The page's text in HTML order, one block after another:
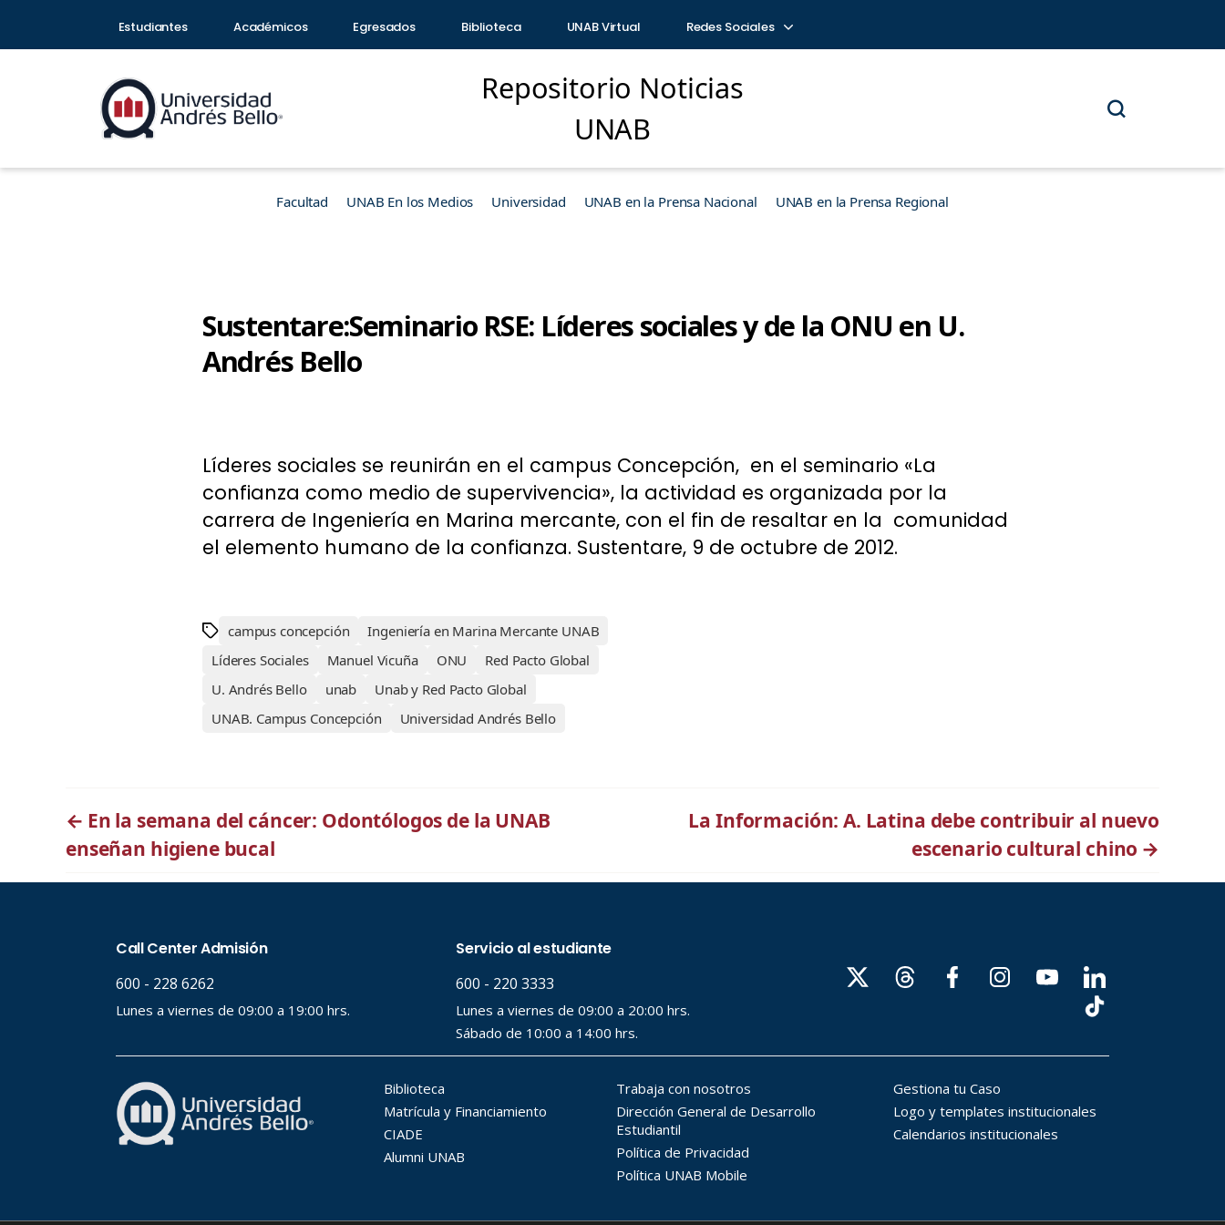
Estudiantes Académicos Egresados Biblioteca UNAB Virtual Redes Sociales
Repositorio Noticias
UNAB
Facultad UNAB En los Medios Universidad UNAB en la Prensa Nacional UNAB en la Prensa Regional
Sustentare:Seminario RSE: Líderes sociales y de la ONU en U.
Andrés Bello
Líderes sociales se reunirán en el campus Concepción, en el seminario «La
confianza como medio de supervivencia», la actividad es organizada por la
carrera de Ingeniería en Marina mercante, con el fin de resaltar en la comunidad
el elemento humano de la confianza. Sustentare, 9 de octubre de 2012.
campus concepción
Ingeniería en Marina Mercante UNAB
Líderes Sociales
Manuel Vicuña ONU
Red Pacto Global
U. Andrés Bello
unab
Unab y Red Pacto Global
UNAB. Campus Concepción
Universidad Andrés Bello
← En la semana del cáncer: Odontólogos de la UNAB
enseñan higiene bucal
La Información: A. Latina debe contribuir al nuevo
escenario cultural chino →